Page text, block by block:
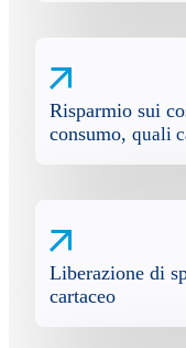
Risparmio sui
consumo, quali
Liberazione di
cartaceo